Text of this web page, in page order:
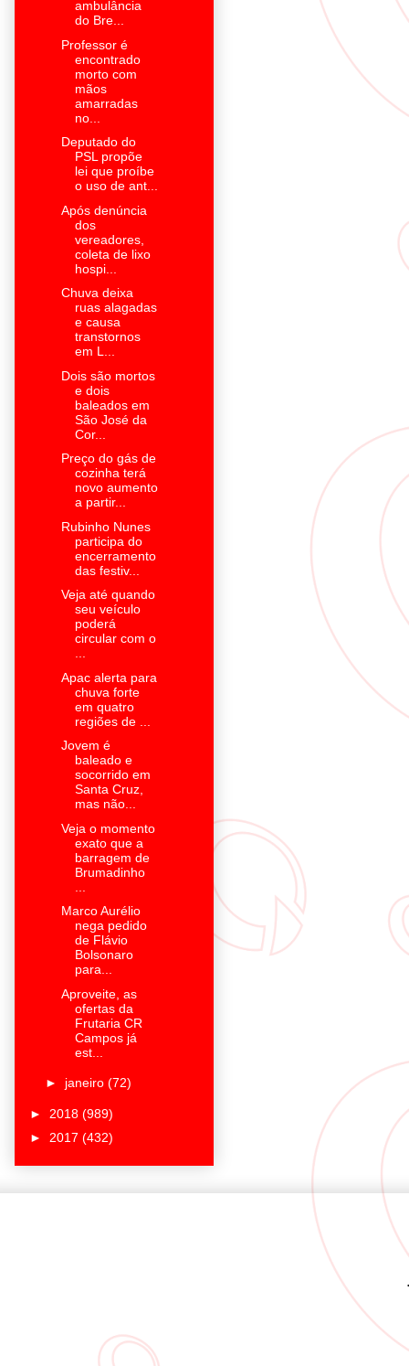
ambulância
do Bre...
Professor é
encontrado
morto com
mãos
amarradas
no...
Deputado do
PSL propõe
lei que proíbe
o uso de ant...
Após denúncia
dos
vereadores,
coleta de lixo
hospi...
Chuva deixa
ruas alagadas
e causa
transtornos
em L...
Dois são mortos
e dois
baleados em
São José da
Cor...
Preço do gás de
cozinha terá
novo aumento
a partir...
Rubinho Nunes
participa do
encerramento
das festiv...
Veja até quando
seu veículo
poderá
circular com o
...
Apac alerta para
chuva forte
em quatro
regiões de ...
Jovem é
baleado e
socorrido em
Santa Cruz,
mas não...
Veja o momento
exato que a
barragem de
Brumadinho
Marco Aurélio
nega pedido
de Flávio
Bolsonaro
para...
Aproveite, as
ofertas da
Frutaria CR
Campos já
est...
► janeiro (72)
► 2018 (989)
► 2017 (432)